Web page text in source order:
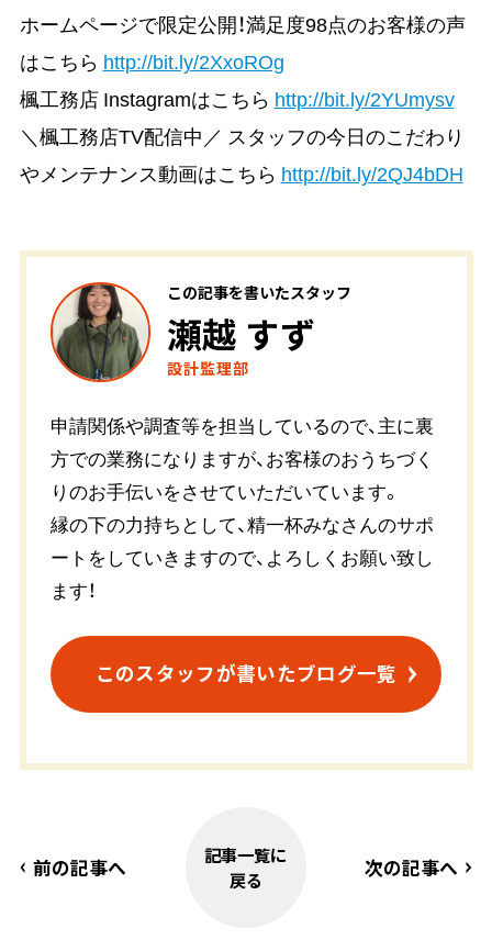
ホームページで限定公開！満足度98点のお客様の声
はこちら http://bit.ly/2XxoROg
楓工務店 Instagramはこちら http://bit.ly/2YUmysv
＼楓工務店TV配信中／ スタッフの今日のこだわり
やメンテナンス動画はこちら http://bit.ly/2QJ4bDH
この記事を書いたスタッフ
瀬越 すず
設計監理部
申請関係や調査等を担当しているので、主に裏
方での業務になりますが、お客様のおうちづく
りのお手伝いをさせていただいています。
縁の下の力持ちとして、精一杯みなさんのサポ
ートをしていきますので、よろしくお願い致し
ます！
このスタッフが書いたブログ一覧
前の記事へ
記事一覧に
戻る
次の記事へ